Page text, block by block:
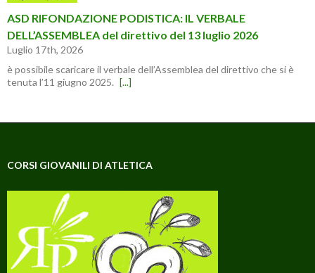
ASD RIFONDAZIONE PODISTICA: IL VERBALE
DELL’ASSEMBLEA del direttivo del 13 luglio 2026
Luglio 17th, 2026
è possibile scaricare il verbale dell’Assemblea del direttivo che si è
tenuta l’11 giugno 2025. [...]
CORSI GIOVANILI DI ATLETICA